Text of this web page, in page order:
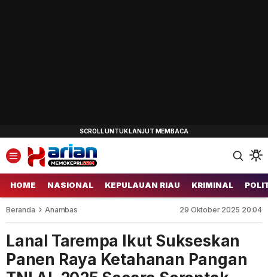
HOME NASIONAL KEPULAUAN RIAU KRIMINAL
Beranda Anambas 29 Oktober 2025 20:04
Lanal Tarempa Ikut Sukseskan
Panen Raya Ketahanan Pangan